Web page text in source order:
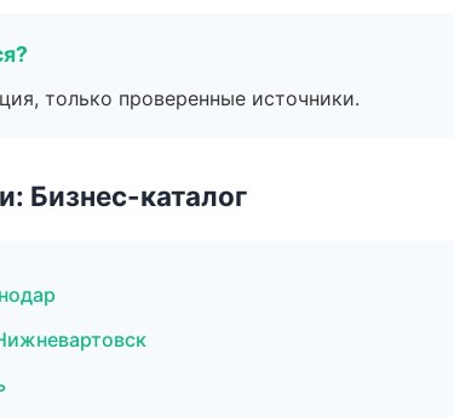
только проверенные источники.
Бизнес-каталог